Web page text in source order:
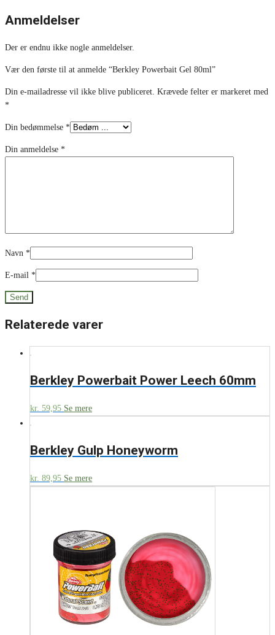
Anmeldelser
Der er endnu ikke nogle anmeldelser.
Vær den første til at anmelde “Berkley Powerbait Gel 80ml”
Din e-mailadresse vil ikke blive publiceret. Krævede felter er markeret med
*
Din bedømmelse *
Din anmeldelse *
Navn *
E-mail *
Relaterede varer
Berkley Powerbait Power Leech 60mm
kr. 59,95 Se mere
Berkley Gulp Honeyworm
kr. 89,95 Se mere